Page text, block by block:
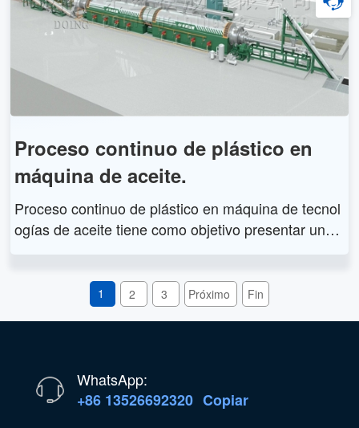
s intermitente como la planta de pirólisis continua u
tilizan el principio de pirólisis para eliminar neumáti
cos y plásticos de desecho de forma respetuosa co
n el medio ambiente.
Proceso continuo de plástico en
máquina de aceite.
Proceso continuo de plástico en máquina de tecnol
ogías de aceite tiene como objetivo presentar una
taca los métodos típicos para convertir los residuos
plásticos en combustibles sólidos, líquidos y gaseo
1 2 3 Próximo Fin
WhatsApp:
+86 13526692320 Copiar